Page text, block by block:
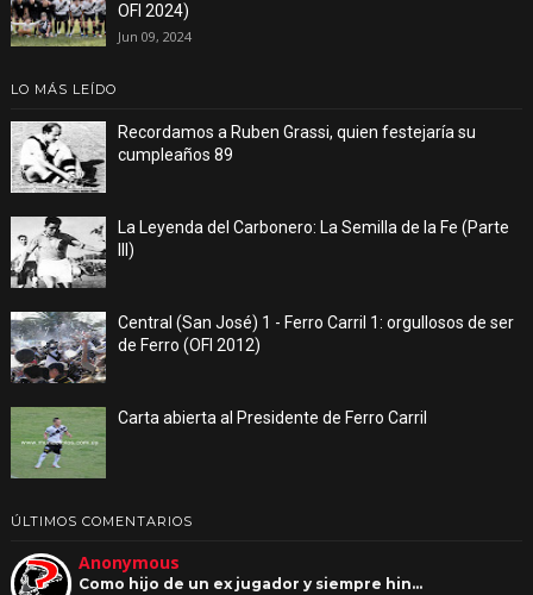
OFI 2024)
Jun 09, 2024
LO MÁS LEÍDO
Recordamos a Ruben Grassi, quien festejaría su
cumpleaños 89
La Leyenda del Carbonero: La Semilla de la Fe (Parte
III)
Central (San José) 1 - Ferro Carril 1: orgullosos de ser
de Ferro (OFI 2012)
Carta abierta al Presidente de Ferro Carril
ÚLTIMOS COMENTARIOS
Anonymous
Como hijo de un ex jugador y siempre hin…